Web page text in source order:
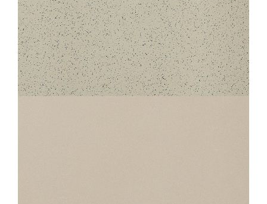
STANDARD
050 PORPHYRÉ BLANC NOIR
30X30